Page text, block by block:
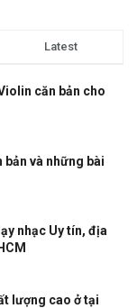
Latest
căn bản cho
và những bài
nhạc Uy tín, địa
lượng cao ở tại